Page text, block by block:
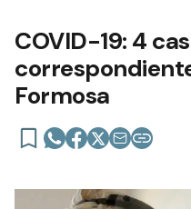
COVID-19: 4
Formosa